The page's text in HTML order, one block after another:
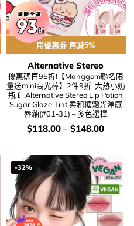
用優惠劵 再減5%
Alternative Stereo
優惠碼再95折!【Manggom聯名限
量送mini高光棒】2件9折! 大熱小奶
瓶🍼 Alternative Stereo Lip Potion
Sugar Glaze Tint 柔和糖霜光澤感
唇釉(#01-31) – 多色選擇
價
$118.00 – $148.00
-32%